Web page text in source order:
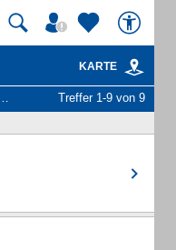
KARTE
Treffer 1-9 von 9